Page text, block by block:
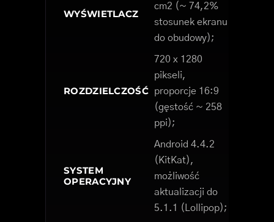
WYŚWIETLACZ
cm2 (~ 74,2%
stosunek ekranu
do obudowy);
ROZDZIELCZOŚĆ
720 x 1280
pikseli,
proporcje 16:9
(gęstość ~ 258
ppi);
SYSTEM
OPERACYJNY
Android 4.4.2
(KitKat),
możliwość
aktualizacji do
5.1.1 (Lollipop);